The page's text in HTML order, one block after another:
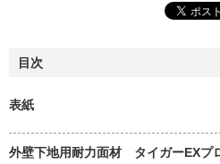
目次
表紙
外壁下地用耐力面材 タイガーEXプ